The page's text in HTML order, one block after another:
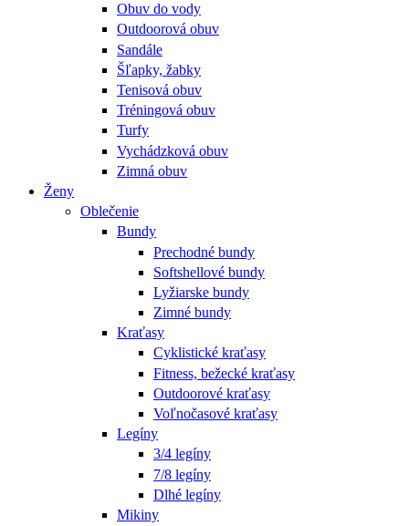
Obuv do vody
Outdoorová obuv
Sandále
Šľapky, žabky
Tenisová obuv
Tréningová obuv
Turfy
Vychádzková obuv
Zimná obuv
Ženy
Oblečenie
Bundy
Prechodné bundy
Softshellové bundy
Lyžiarske bundy
Zimné bundy
Kraťasy
Cyklistické kraťasy
Fitness, bežecké kraťasy
Outdoorové kraťasy
Voľnočasové kraťasy
Legíny
3/4 legíny
7/8 legíny
Dlhé legíny
Mikiny